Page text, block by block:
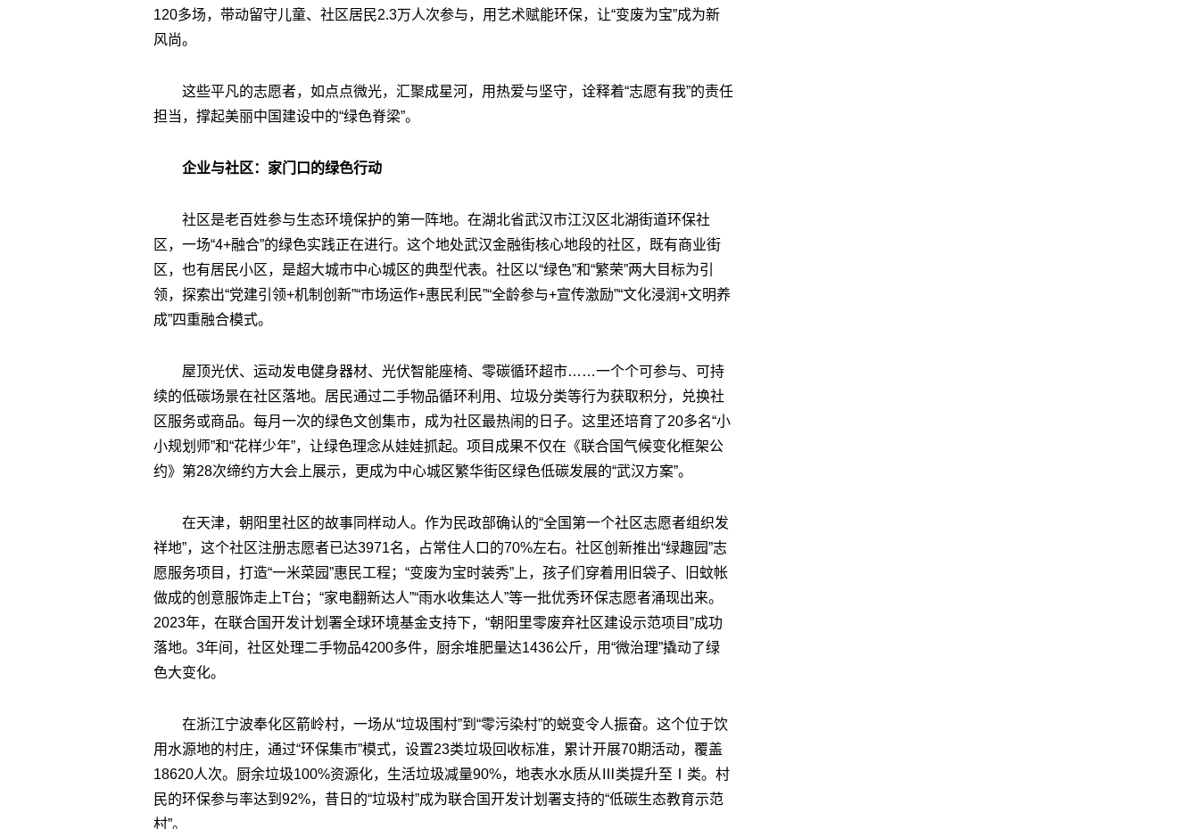
120多场，带动留守儿童、社区居民2.3万人次参与，用艺术赋能环保，让“变废为宝”成为新
风尚。
这些平凡的志愿者，如点点微光，汇聚成星河，用热爱与坚守，诠释着“志愿有我”的责任
担当，撑起美丽中国建设中的“绿色脊梁”。
企业与社区：家门口的绿色行动
社区是老百姓参与生态环境保护的第一阵地。在湖北省武汉市江汉区北湖街道环保社
区，一场“4+融合”的绿色实践正在进行。这个地处武汉金融街核心地段的社区，既有商业街
区，也有居民小区，是超大城市中心城区的典型代表。社区以“绿色”和“繁荣”两大目标为引
领，探索出“党建引领+机制创新”“市场运作+惠民利民”“全龄参与+宣传激励”“文化浸润+文明养
成”四重融合模式。
屋顶光伏、运动发电健身器材、光伏智能座椅、零碳循环超市……一个个可参与、可持
续的低碳场景在社区落地。居民通过二手物品循环利用、垃圾分类等行为获取积分，兑换社
区服务或商品。每月一次的绿色文创集市，成为社区最热闹的日子。这里还培育了20多名“小
小规划师”和“花样少年”，让绿色理念从娃娃抓起。项目成果不仅在《联合国气候变化框架公
约》第28次缔约方大会上展示，更成为中心城区繁华街区绿色低碳发展的“武汉方案”。
在天津，朝阳里社区的故事同样动人。作为民政部确认的“全国第一个社区志愿者组织发
祥地”，这个社区注册志愿者已达3971名，占常住人口的70%左右。社区创新推出“绿趣园”志
愿服务项目，打造“一米菜园”惠民工程；“变废为宝时装秀”上，孩子们穿着用旧袋子、旧蚊帐
做成的创意服饰走上T台；“家电翻新达人”“雨水收集达人”等一批优秀环保志愿者涌现出来。
2023年，在联合国开发计划署全球环境基金支持下，“朝阳里零废弃社区建设示范项目”成功
落地。3年间，社区处理二手物品4200多件，厨余堆肥量达1436公斤，用“微治理”撬动了绿
色大变化。
在浙江宁波奉化区箭岭村，一场从“垃圾围村”到“零污染村”的蜕变令人振奋。这个位于饮
用水源地的村庄，通过“环保集市”模式，设置23类垃圾回收标准，累计开展70期活动，覆盖
18620人次。厨余垃圾100%资源化，生活垃圾减量90%，地表水水质从Ⅲ类提升至Ⅰ类。村
民的环保参与率达到92%，昔日的“垃圾村”成为联合国开发计划署支持的“低碳生态教育示范
村”。